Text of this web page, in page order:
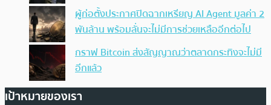
ผู้ก่อตั้งประกาศปิดฉากเหรียญ AI Agent มูลค่า 2
พันล้าน พร้อมลั่นจะไม่มีการช่วยเหลืออีกต่อไป
กราฟ Bitcoin ส่งสัญญาณว่าตลาดกระทิงจะไม่มี
อีกแล้ว
เป้าหมายของเรา